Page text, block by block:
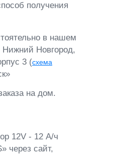
получения
в нашем
Нижний Новгород,
3 (схема
на дом.
12V - 12 А/ч
через сайт,